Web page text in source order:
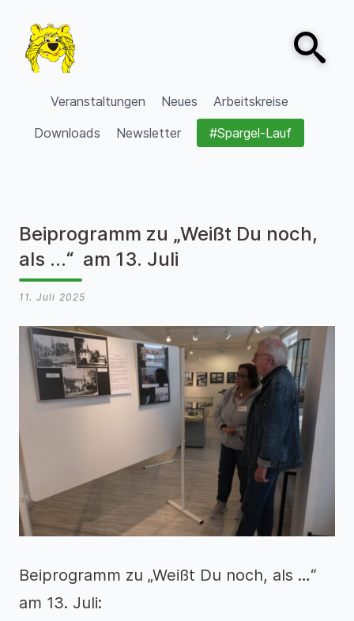
VVV Burgdorf
Veranstaltungen Neues
Arbeitskreise
Downloads
Newsletter #Spargel-Lauf
Open
Beiprogramm zu „Weißt Du noch,
als …“ am 13. Juli
11. Juli 2025
Beiprogramm zu „Weißt Du noch, als …“
am 13. Juli: